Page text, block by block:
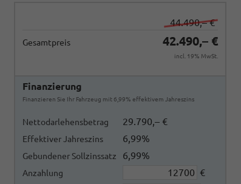
44.490,– €
Gesamtpreis 42.490,– €
incl. 19% MwSt.
Finanzierung
Finanzieren Sie Ihr Fahrzeug mit 6,99% effektivem Jahreszins
Nettodarlehensbetrag 29.790,– €
Effektiver Jahreszins 6,99%
Gebundener Sollzinssatz 6,99%
Anzahlung €